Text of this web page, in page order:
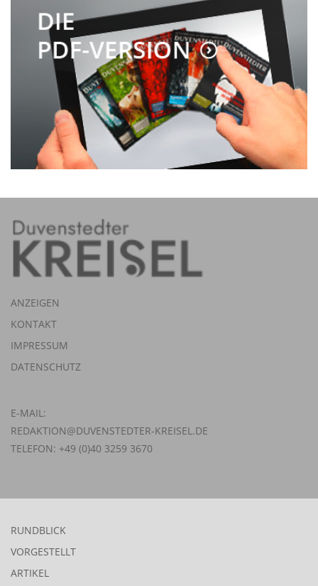
ANZEIGEN
KONTAKT
IMPRESSUM
DATENSCHUTZ
E-MAIL:
REDAKTION@DUVENSTEDTER-KREISEL.DE
TELEFON: +49 (0)40 3259 3670
RUNDBLICK
VORGESTELLT
ARTIKEL